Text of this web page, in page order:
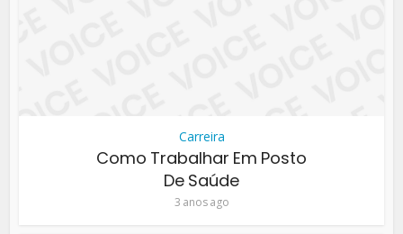
Carreira
Como Trabalhar Em Posto
De Saúde
3 anos ago